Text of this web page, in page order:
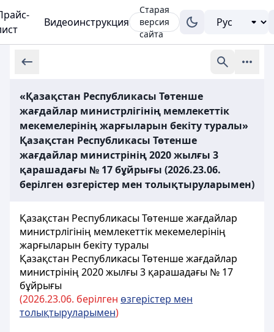
Видеоинструкция
Старая
версия
сайта
«Қазақстан Республикасы Төтенше
жағдайлар министрлігінің мемлекеттік
мекемелерінің жарғыларын бекіту туралы»
Қазақстан Республикасы Төтенше
жағдайлар министрінің 2020 жылғы 3
қарашадағы № 17 бұйрығы (2026.23.06.
берілген өзгерістер мен толықтыруларымен)
Қазақстан Республикасы Төтенше жағдайлар
министрлігінің мемлекеттік мекемелерінің
жарғыларын бекіту туралы
Қазақстан Республикасы Төтенше жағдайлар
министрінің 2020 жылғы 3 қарашадағы № 17
бұйрығы
(2026.23.06. берілген өзгерістер мен
толықтыруларымен)